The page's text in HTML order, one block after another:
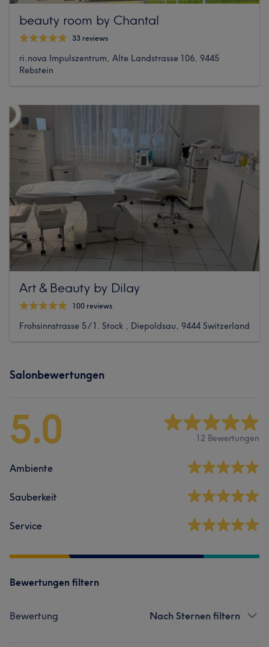
beauty room by Chantal
33 reviews
ri.nova Impulszentrum, Alte Landstrasse 106, 9445
Rebstein
Art & Beauty by Dilay
100 reviews
Frohsinnstrasse 5 / 1. Stock , Diepoldsau, 9444 Switzerland
Salonbewertungen
5.0 12 Bewertungen
Ambiente
Sauberkeit
Service
Bewertungen filtern
Bewertung Nach Sternen filtern